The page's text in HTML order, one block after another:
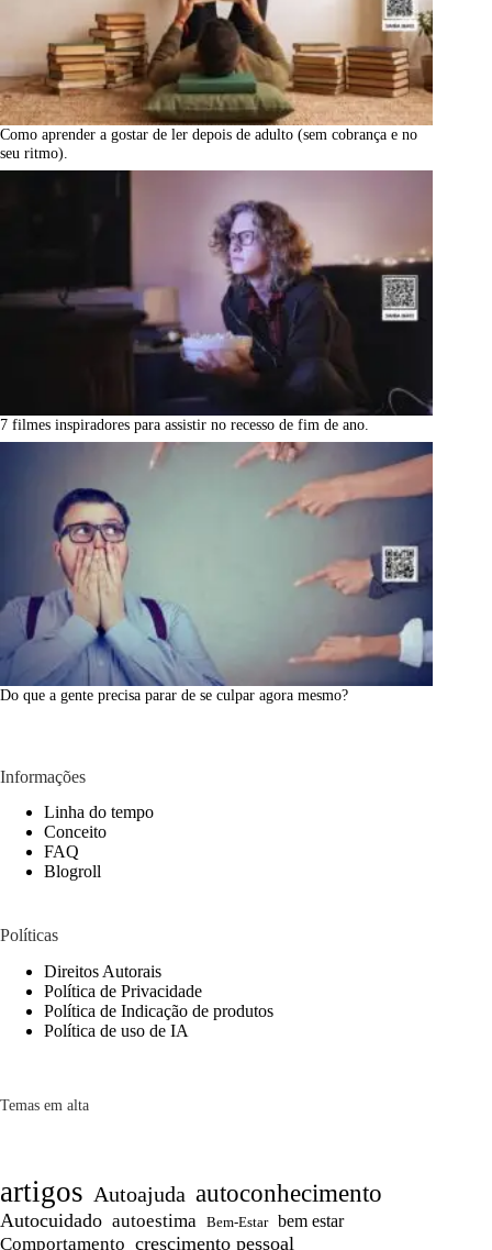
Como aprender a gostar de ler depois de adulto (sem cobrança e no
seu ritmo).
7 filmes inspiradores para assistir no recesso de fim de ano.
Do que a gente precisa parar de se culpar agora mesmo?
Informações
Linha do tempo
Conceito
FAQ
Blogroll
Políticas
Direitos Autorais
Política de Privacidade
Política de Indicação de produtos
Política de uso de IA
Temas em alta
artigos Autoajuda autoconhecimento
Autocuidado autoestima Bem-Estar bem estar
Comportamento crescimento pessoal